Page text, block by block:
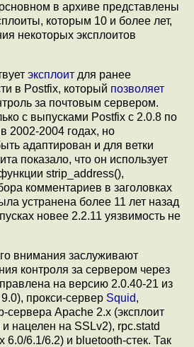
в архиве представлены
которым 10 и более лет,
некоторых эксплоитов
эксплоит для ранее
в Postfix, который позволяет
за почтовым сервером.
с выпусками Postfix с 2.0.8 по
2002-2004 годах, но
адаптирован и для ветки
показало, что он использует
strip_address(),
комментариев в заголовках
устранена более 11 лет назад
новее 2.2.11 уязвимость не
внимания заслуживают
контроля за сервером через
на версию 2.0.40-21 из
прокси-сервер Squid,
сервера Apache 2.x (эксплоит
нацелен на SSLv2), rpc.statd
6.0/6.1/6.2) и bluetooth-стек. Так